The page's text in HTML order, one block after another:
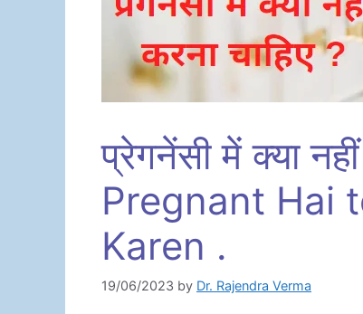
प्रेगनेंसी में क्या
Pregnant Hai
Karen .
19/06/2023 by Dr. Rajendra Verma